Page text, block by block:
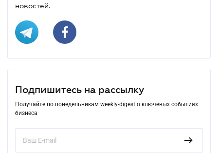
новостей.
Подпишитесь на рассылку
Получайте по понедельникам weekly-digest о ключевых событиях
бизнеса